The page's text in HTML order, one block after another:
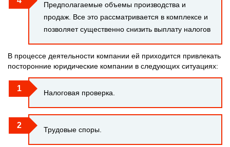
Предполагаемые объемы производства и
продаж. Все это рассматривается в комплексе и
позволяет существенно снизить выплату налогов
В процессе деятельности компании ей приходится привлекать
посторонние юридические компании в следующих ситуациях:
Налоговая проверка.
Трудовые споры.